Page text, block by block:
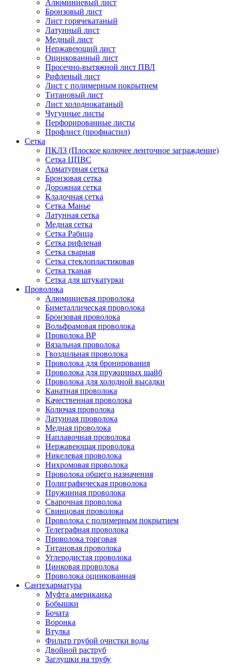
Алюминиевый лист
Бронзовый лист
Лист горячекатаный
Латунный лист
Медный лист
Нержавеющий лист
Оцинкованный лист
Просечно-вытяжной лист ПВЛ
Рифленый лист
Лист с полимерным покрытием
Титановый лист
Лист холоднокатаный
Чугунные листы
Перфорированные листы
Профлист (профнастил)
Сетка
ПКЛЗ (Плоское колючее ленточное заграждение)
Сетка ЦПВС
Арматурная сетка
Бронзовая сетка
Дорожная сетка
Кладочная сетка
Сетка Манье
Латунная сетка
Медная сетка
Сетка Рабица
Сетка рифленая
Сетка сварная
Сетка стеклопластиковая
Сетка тканая
Сетка для штукатурки
Проволока
Алюминиевая проволока
Биметаллическая проволока
Бронзовая проволока
Вольфрамовая проволока
Проволока ВР
Вязальная проволока
Гвоздильная проволока
Проволока для бронирования
Проволока для пружинных шайб
Проволока для холодной высадки
Канатная проволока
Качественная проволока
Колючая проволока
Латунная проволока
Медная проволока
Наплавочная проволока
Нержавеющая проволока
Никелевая проволока
Нихромовая проволока
Проволока общего назначения
Полиграфическая проволока
Пружинная проволока
Сварочная проволока
Свинцовая проволока
Проволока с полимерным покрытием
Телеграфная проволока
Проволока торговая
Титановая проволока
Углеродистая проволока
Цинковая проволока
Проволока оцинкованная
Сантехарматура
Муфта американка
Бобышки
Бочата
Воронка
Втулка
Фильтр грубой очистки воды
Двойной раструб
Заглушки на трубу